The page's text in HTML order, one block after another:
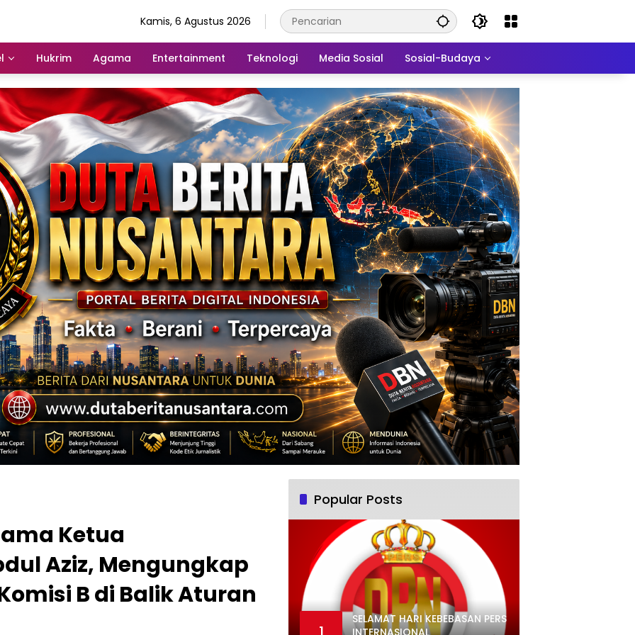
Kamis, 6 Agustus 2026
Hukrim Agama Entertainment Teknologi Media Sosial Sosial-Budaya
Ketua
Aziz, Mengungkap
B di Balik Aturan
Popular Posts
SELAMAT HARI KEBEBASAN PERS